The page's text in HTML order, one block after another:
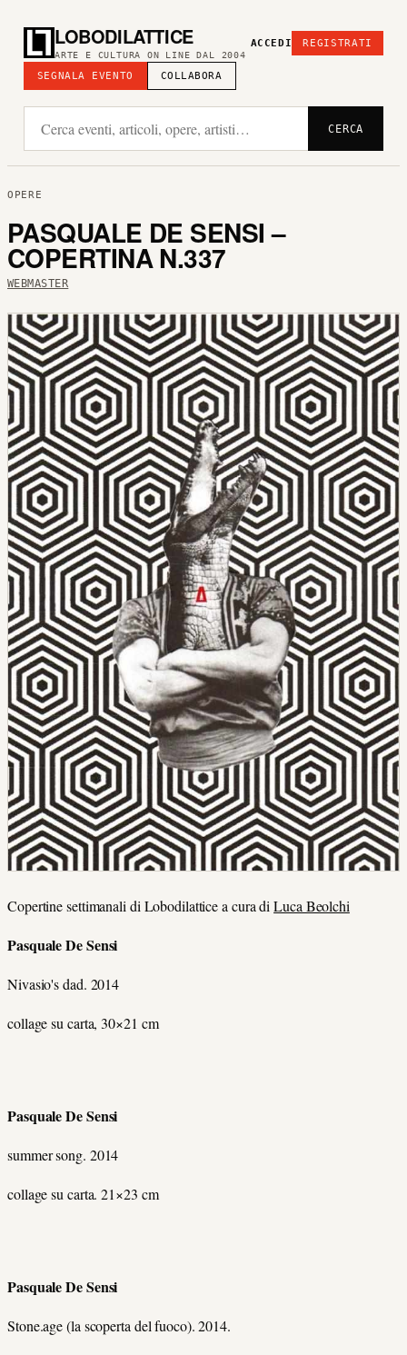
LOBODILATTICE
ARTE E CULTURA ON LINE DAL 2004
SEGNALA EVENTO COLLABORA
ACCEDI REGISTRATI
CERCA
OPERE
PASQUALE DE SENSI –
COPERTINA N.337
WEBMASTER
Copertine settimanali di Lobodilattice a cura diLuca Beolchi
Pasquale De Sensi
Nivasio's dad. 2014
collage su carta, 30×21 cm
Pasquale De Sensi
summer song. 2014
collage su carta. 21×23 cm
Pasquale De Sensi
Stone.age (la scoperta del fuoco). 2014.